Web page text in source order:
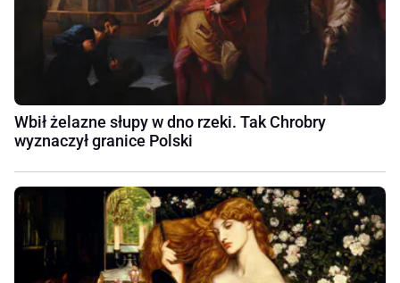
Wbił żelazne słupy w dno rzeki. Tak Chrobry
wyznaczył granice Polski